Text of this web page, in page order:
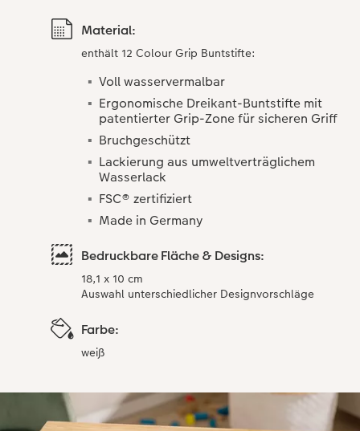
Material:
enthält 12 Colour Grip Buntstifte:
Voll wasservermalbar
Ergonomische Dreikant-Buntstifte mit
patentierter Grip-Zone für sicheren Griff
Bruchgeschützt
Lackierung aus umweltverträglichem
Wasserlack
FSC® zertifiziert
Made in Germany
Bedruckbare Fläche & Designs:
18,1 x 10 cm
Auswahl unterschiedlicher Designvorschläge
Farbe:
weiß